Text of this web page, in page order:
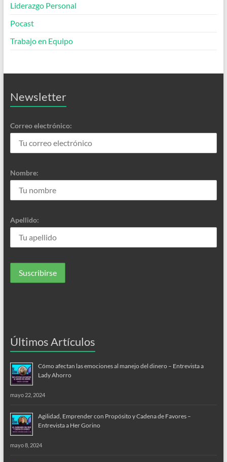
Liderazgo Personal
Pocast
Trabajo en Equipo
Newsletter
Correo electrónico:
Nombre:
Apellido:
Últimos Artículos
Cómo afectan las emociones al manejo del dinero – Entrevista a
Lady Ahorro
mayo 22, 2024
Agilidad, Emprender con Propósito y Cadena de Favores –
Entrevista a Her Gorino
mayo 8, 2024